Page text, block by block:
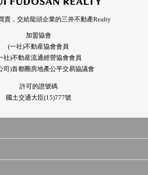
賣，交給龍頭企業的三井不動產Realty
加盟協會
(一社)不動産協會會員
社)不動産流通經營協會會員
司)首都圈房地產公平交易協議會
許可的證號碼
國土交通大臣(15)777號